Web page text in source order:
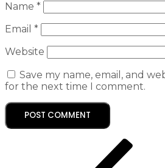
Name *
Email *
Website
Save my name, email, and
for the next time I comment.